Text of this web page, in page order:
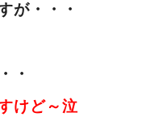
が・・・
・
けど～泣